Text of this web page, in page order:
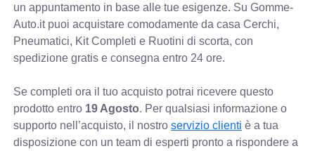
un appuntamento in base alle tue esigenze. Su Gomme-
Auto.it puoi acquistare comodamente da casa Cerchi,
Pneumatici, Kit Completi e Ruotini di scorta, con
spedizione gratis e consegna entro 24 ore.
Se completi ora il tuo acquisto potrai ricevere questo
prodotto entro 19 Agosto. Per qualsiasi informazione o
supporto nell’acquisto, il nostroservizio clienti è a tua
disposizione con un team di esperti pronto a rispondere a